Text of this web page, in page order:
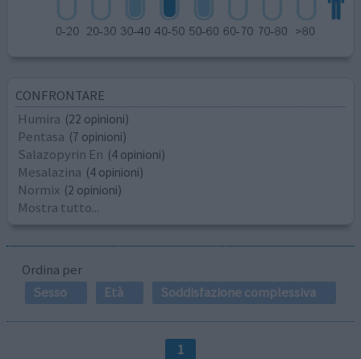
CONFRONTARE
Humira (22 opinioni)
Pentasa (7 opinioni)
Salazopyrin En (4 opinioni)
Mesalazina (4 opinioni)
Normix (2 opinioni)
Mostra tutto...
Ordina per
Sesso
Età Soddisfazione complessiva
1